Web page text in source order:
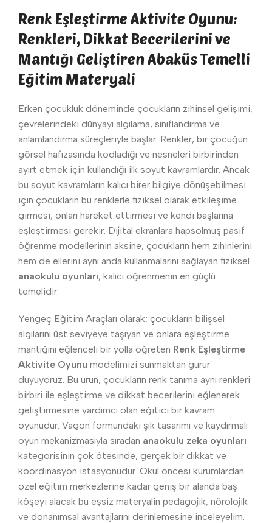
Renk Eşleştirme Aktivite Oyunu:
Renkleri, Dikkat Becerilerini ve
Mantığı Geliştiren Abaküs Temelli
Eğitim Materyali
Erken çocukluk döneminde çocukların zihinsel gelişimi,
çevrelerindeki dünyayı algılama, sınıflandırma ve
anlamlandırma süreçleriyle başlar. Renkler, bir çocuğun
görsel hafızasında kodladığı ve nesneleri birbirinden
ayırt etmek için kullandığı ilk soyut kavramlardır. Ancak
bu soyut kavramların kalıcı birer bilgiye dönüşebilmesi
için çocukların bu renklerle fiziksel olarak etkileşime
girmesi, onları hareket ettirmesi ve kendi başlarına
eşleştirmesi gerekir. Dijital ekranlara hapsolmuş pasif
öğrenme modellerinin aksine, çocukların hem zihinlerini
hem de ellerini aynı anda kullanmalarını sağlayan fiziksel
anaokulu oyunları, kalıcı öğrenmenin en güçlü
temelidir.
Yengeç Eğitim Araçları olarak; çocukların bilişsel
algılarını üst seviyeye taşıyan ve onlara eşleştirme
mantığını eğlenceli bir yolla öğreten Renk Eşleştirme
Aktivite Oyunu modelimizi sunmaktan gurur
duyuyoruz. Bu ürün, çocukların renk tanıma aynı renkleri
birbiri ile eşleştirme ve dikkat becerilerini eğlenerek
geliştirmesine yardımcı olan eğitici bir kavram
oyunudur. Vagon formundaki şık tasarımı ve kaydırmalı
oyun mekanizmasıyla sıradan anaokulu zeka oyunları
kategorisinin çok ötesinde, gerçek bir dikkat ve
koordinasyon istasyonudur. Okul öncesi kurumlardan
özel eğitim merkezlerine kadar geniş bir alanda baş
köşeyi alacak bu eşsiz materyalin pedagojik, nörolojik
ve donanımsal avantajlarını derinlemesine inceleyelim.